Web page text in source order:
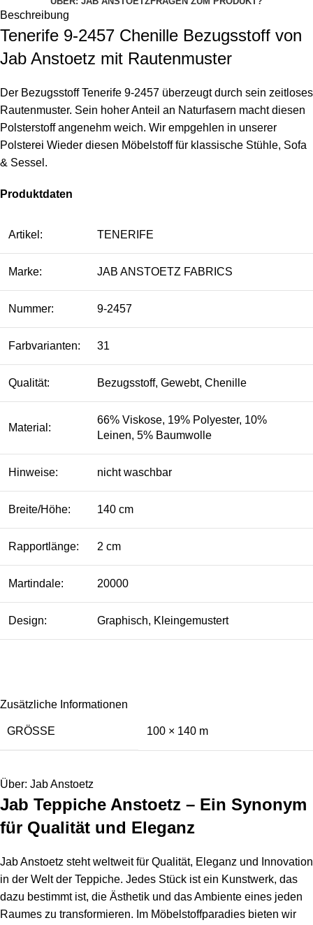
Beschreibung
Tenerife 9-2457 Chenille Bezugsstoff von
Jab Anstoetz mit Rautenmuster
Der Bezugsstoff Tenerife 9-2457 überzeugt durch sein zeitloses
Rautenmuster. Sein hoher Anteil an Naturfasern macht diesen
Polsterstoff angenehm weich. Wir empgehlen in unserer
Polsterei Wieder diesen Möbelstoff für klassische Stühle, Sofa
& Sessel.
Produktdaten
Artikel: TENERIFE
Marke: JAB ANSTOETZ FABRICS
Nummer: 9-2457
Farbvarianten: 31
Qualität: Bezugsstoff, Gewebt, Chenille
Material:
66% Viskose, 19% Polyester, 10%
Leinen, 5% Baumwolle
Hinweise: nicht waschbar
Breite/Höhe: 140 cm
Rapportlänge: 2 cm
Martindale: 20000
Design: Graphisch, Kleingemustert
Zusätzliche Informationen
GRÖSSE 100 × 140 m
Über: Jab Anstoetz
Jab Teppiche Anstoetz – Ein Synonym
für Qualität und Eleganz
Jab Anstoetz steht weltweit für Qualität, Eleganz und Innovation
in der Welt der Teppiche. Jedes Stück ist ein Kunstwerk, das
dazu bestimmt ist, die Ästhetik und das Ambiente eines jeden
Raumes zu transformieren. Im Möbelstoffparadies bieten wir